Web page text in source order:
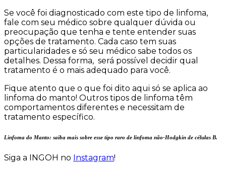
Se você foi diagnosticado com este tipo de linfoma,
fale com seu médico sobre qualquer dúvida ou
preocupação que tenha e tente entender suas
opções de tratamento. Cada caso tem suas
particularidades e só seu médico sabe todos os
detalhes. Dessa forma, será possível decidir qual
tratamento é o mais adequado para você.
Fique atento que o que foi dito aqui só se aplica ao
linfoma do manto! Outros tipos de linfoma têm
comportamentos diferentes e necessitam de
tratamento específico.
Linfoma do Manto: saiba mais sobre esse tipo raro de linfoma não-Hodgkin de células B.
Siga a INGOH no Instagram!